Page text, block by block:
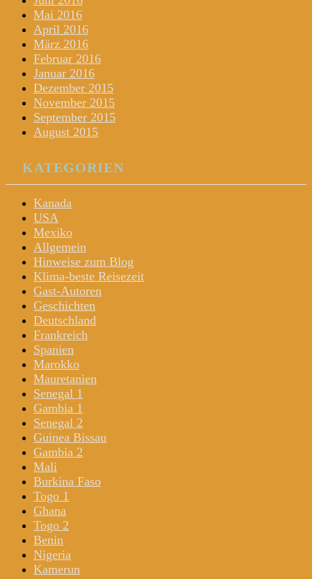
Mai 2016
April 2016
März 2016
Februar 2016
Januar 2016
Dezember 2015
November 2015
September 2015
August 2015
KATEGORIEN
Kanada
USA
Mexiko
Allgemein
Hinweise zum Blog
Klima-beste Reisezeit
Gast-Autoren
Geschichten
Deutschland
Frankreich
Spanien
Marokko
Mauretanien
Senegal 1
Gambia 1
Senegal 2
Guinea Bissau
Gambia 2
Mali
Burkina Faso
Togo 1
Ghana
Togo 2
Benin
Nigeria
Kamerun